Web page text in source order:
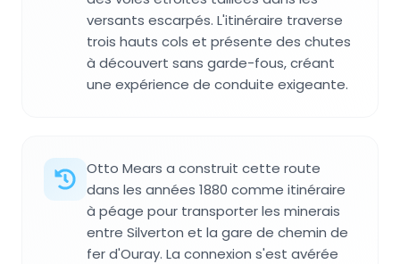
versants escarpés. L'itinéraire traverse
trois hauts cols et présente des chutes
à découvert sans garde-fous, créant
une expérience de conduite exigeante.
Otto Mears a construit cette route
dans les années 1880 comme itinéraire
à péage pour transporter les minerais
entre Silverton et la gare de chemin de
fer d'Ouray. La connexion s'est avérée